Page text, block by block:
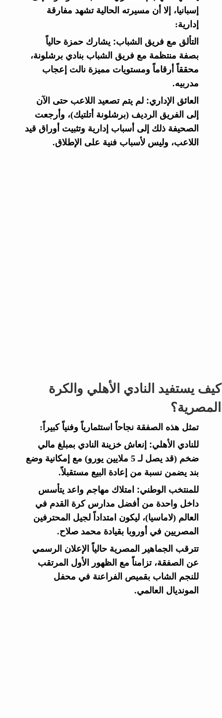
إسبانيا، إلا أن مسيرته الحالية تشهد مفارقة
إدارية:
التألق مع فريق الشباب: يشارك حمزة حالياً
بصفة منتظمة مع فريق الشباب بنادي برشلونة،
محققاً أرقاماً ومستويات مميزة نالت إعجاب
مدربيه.
العائق الإداري: لم يتم تصعيد اللاعب حتى الآن
إلى الفريق الرديف (برشلونة أتلتيك)، وأرجعت
الصحيفة ذلك إلى أسباب إدارية وتثبيت أوراق قيد
اللاعب، وليس لأسباب فنية على الإطلاق.
كيف يستفيد النادي الأهلي والكرة
المصرية؟
تمثل هذه الصفقة نجاحاً استثمارياً وفنياً كبيراً:
للنادي الأهلي: إنعاش خزينة النادي بمبلغ مالي
ضخم (قد يصل لـ 5 ملايين يورو) مع إمكانية وضع
بند يضمن نسبة من إعادة البيع مستقبلاً.
للمنتخب الوطني: امتلاك مهاجم واعد يتأسس
داخل واحدة من أفضل مدارس كرة القدم في
العالم (لاماسيا)، ليكون امتداداً لجيل المحترفين
المصريين في أوروبا بقيادة محمد صلاح.
تترقب الجماهير المصرية حالياً الإعلان الرسمي
عن الصفقة، تزامناً مع الظهور الأول المرتقب
للنجم الشاب بقميص الفراعنة في محفل
المونديال العالمي.